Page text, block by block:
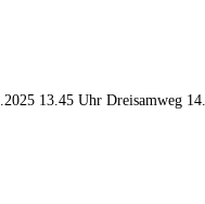
13.45 Uhr